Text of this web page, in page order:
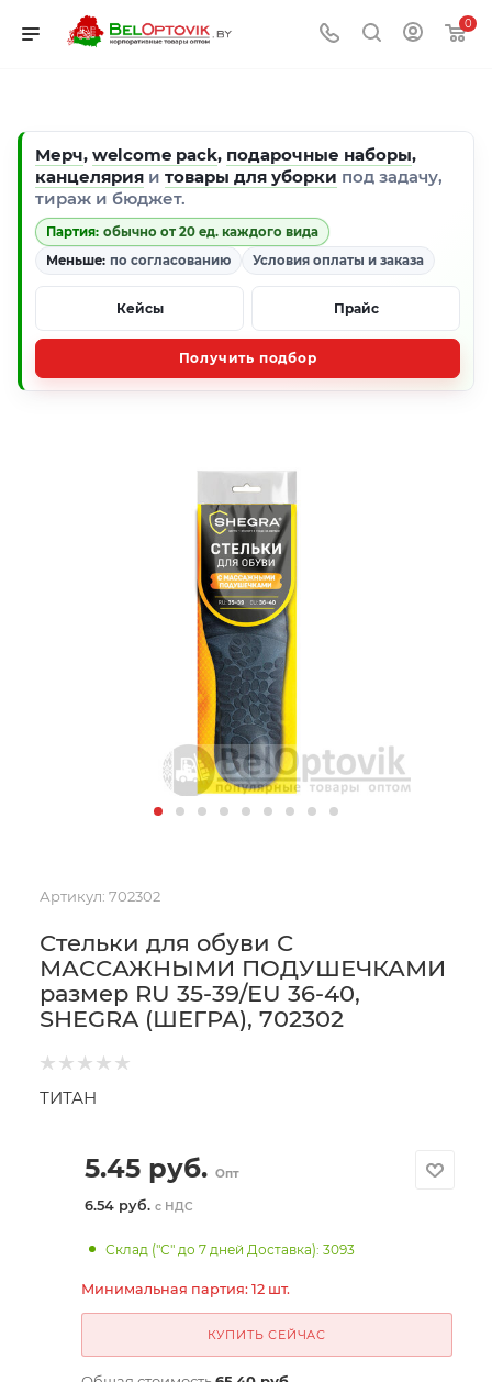
0
Мерч, welcome pack, подарочные наборы,
канцелярия и товары для уборки под задачу,
тираж и бюджет.
Партия: обычно от 20 ед. каждого вида
Меньше: по согласованию Условия оплаты и заказа
Кейсы Прайс
Получить подбор
Артикул: 702302
Стельки для обуви С
МАССАЖНЫМИ ПОДУШЕЧКАМИ
размер RU 35-39/EU 36-40,
SHEGRA (ШЕГРА), 702302
ТИТАН
5.45руб. Опт
6.54 руб. с НДС
Склад ("С" до 7 дней Доставка): 3093
Минимальная партия: 12 шт.
КУПИТЬ СЕЙЧАС